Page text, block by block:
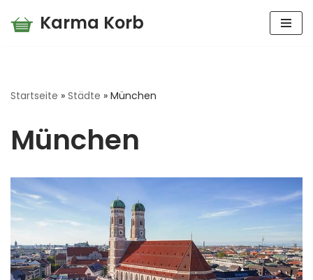
Karma Korb
Startseite » Städte » München
München